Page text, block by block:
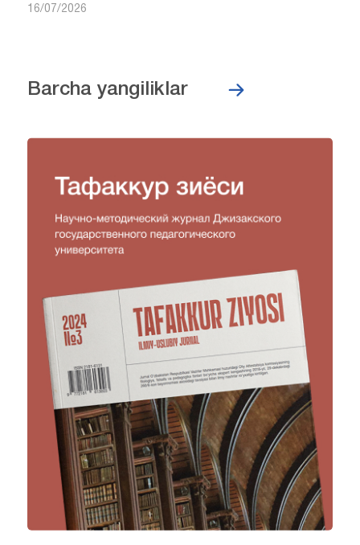
16/07/2026
Barcha yangiliklar